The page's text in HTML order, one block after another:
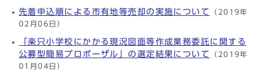
先着申込順による市有地等売却の実施について （2019年
02月06日）
「楽只小学校にかかる現況図面等作成業務委託に関する
公募型簡易プロポーザル」の選定結果について
（2019年
01月04日）